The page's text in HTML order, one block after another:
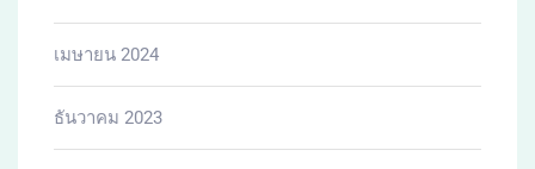
เมษายน 2024
ธันวาคม 2023